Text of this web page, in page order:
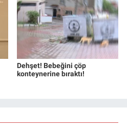
Dehşet! Bebeğini çöp
konteynerine bıraktı!